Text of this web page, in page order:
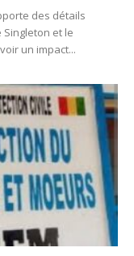
des détails
et le
un impact...